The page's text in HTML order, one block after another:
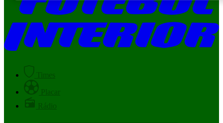
Times
Placar
Rádio